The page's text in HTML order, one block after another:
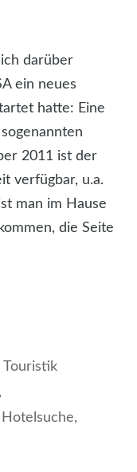
darüber
ein neues
hatte: Eine
2011 ist der
verfügbar, u.a.
man im Hause
die Seite
Touristik
Hotelsuche,